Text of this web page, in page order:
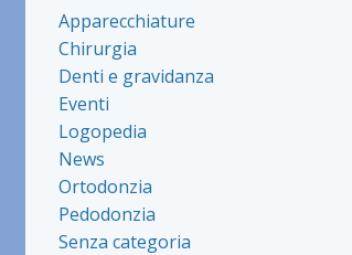
Apparecchiature
Chirurgia
Denti e gravidanza
Eventi
Logopedia
News
Ortodonzia
Pedodonzia
Senza categoria